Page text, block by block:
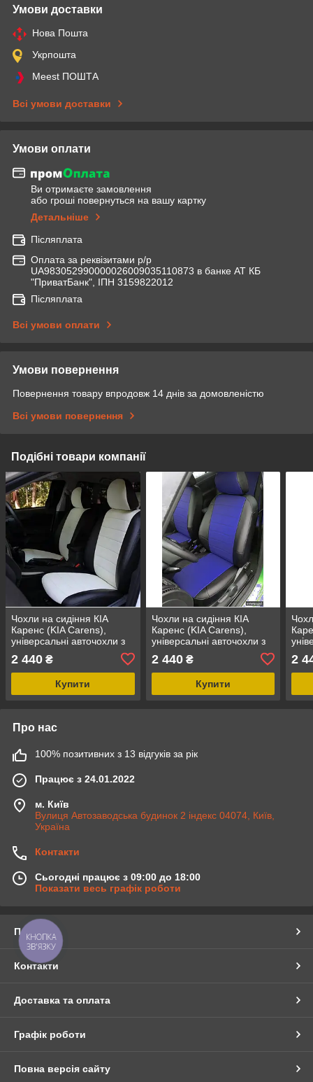
Умови доставки
Нова Пошта
Укрпошта
Meest ПОШТА
Всі умови доставки
Умови оплати
Ви отримаєте замовлення
або гроші повернуться на вашу картку
Детальніше
Післяплата
Оплата за реквізитами р/р
UA983052990000026009035110873 в банке АТ КБ
"ПриватБанк", ІПН 3159822012
Післяплата
Всі умови оплати
Умови повернення
Повернення товару впродовж 14 днів за домовленістю
Всі умови повернення
Подібні товари компанії
Чохли на сидіння КІА
Каренс (KIA Carens),
універсальні авточохли з
екошкіри в Україні Чорно-
білий
2 440 ₴
Купити
Чохли на сидіння КІА
Каренс (KIA Carens),
універсальні авточохли з
екошкіри в Україні Чорно-
синій
2 440₴
Купити
2
Про нас
100% позитивних з 13 відгуків за рік
Працює з 24.01.2022
м. Київ
Вулиця Автозаводська будинок 2 індекс 04074, Київ,
Україна
Контакти
Сьогодні працює з 09:00 до 18:00
Показати весь графік роботи
Про нас
Контакти
Доставка та оплата
Графік роботи
Повна версія сайту
КНОПКА
ЗВ'ЯЗКУ